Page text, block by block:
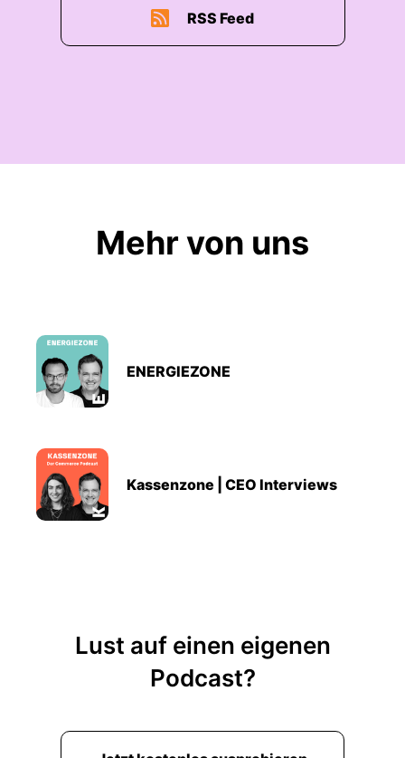
RSS Feed
Mehr von uns
ENERGIEZONE
Kassenzone | CEO Interviews
Lust auf einen eigenen
Podcast?